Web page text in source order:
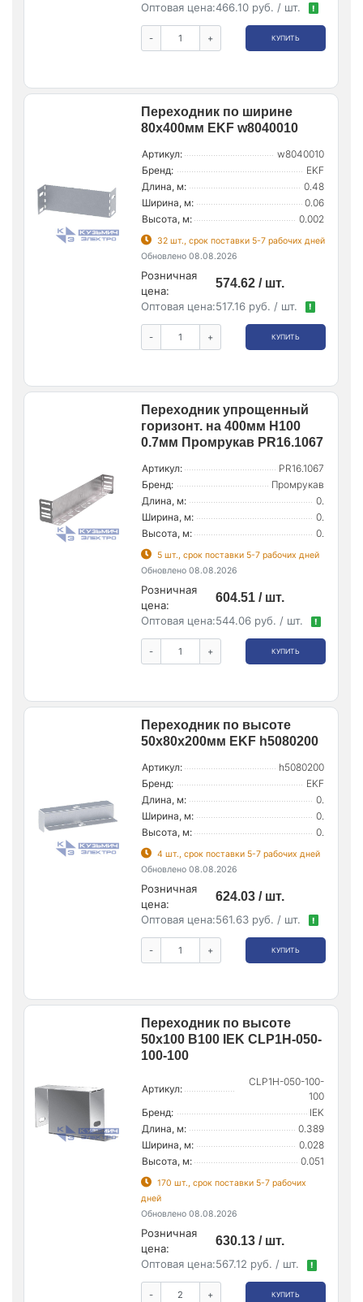
Оптовая цена:466.10 руб. / шт. !
- + КУПИТЬ
Переходник по ширине
80х400мм EKF w8040010
Артикул:
w8040010
Бренд:
EKF
Длина, м:
0.48
Ширина, м:
0.06
Высота, м:
0.002
32 шт., срок поставки 5-7 рабочих дней
Обновлено 08.08.2026
Розничная
цена:
574.62 / шт.
Оптовая цена:517.16 руб. / шт. !
- + КУПИТЬ
Переходник упрощенный
горизонт. на 400мм H100
0.7мм Промрукав PR16.1067
Артикул:
PR16.1067
Бренд:
Промрукав
Длина, м:
0.
Ширина, м:
0.
Высота, м:
0.
5 шт., срок поставки 5-7 рабочих дней
Обновлено 08.08.2026
Розничная
цена:
604.51 / шт.
Оптовая цена:544.06 руб. / шт. !
- + КУПИТЬ
Переходник по высоте
50х80х200мм EKF h5080200
Артикул:
h5080200
Бренд:
EKF
Длина, м:
0.
Ширина, м:
0.
Высота, м:
0.
4 шт., срок поставки 5-7 рабочих дней
Обновлено 08.08.2026
Розничная
цена:
624.03 / шт.
Оптовая цена:561.63 руб. / шт. !
- + КУПИТЬ
Переходник по высоте
50х100 B100 IEK CLP1H-050-
100-100
Артикул:
CLP1H-050-100-
100
Бренд:
IEK
Длина, м:
0.389
Ширина, м:
0.028
Высота, м:
0.051
170 шт., срок поставки 5-7 рабочих
дней
Обновлено 08.08.2026
Розничная
цена:
630.13 / шт.
Оптовая цена:567.12 руб. / шт. !
- + КУПИТЬ